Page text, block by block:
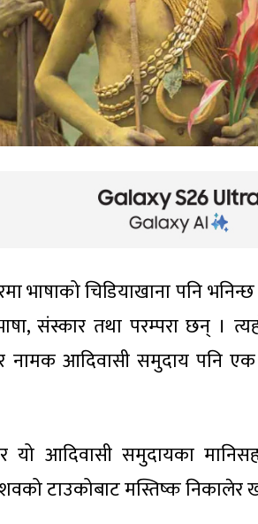
भाषाको चिडियाखाना पनि
संस्कार तथा परम्परा छन् ।
नामक आदिवासी समुदाय पनि
यो आदिवासी समुदायका
टाउकोबाट मस्तिष्क निकालेर